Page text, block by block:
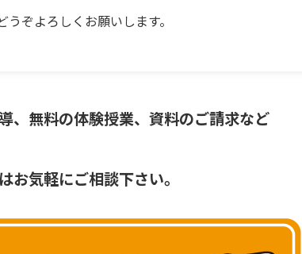
ぞよろしくお願いします。
、無料の体験授業、資料のご請求など
お気軽にご相談下さい。